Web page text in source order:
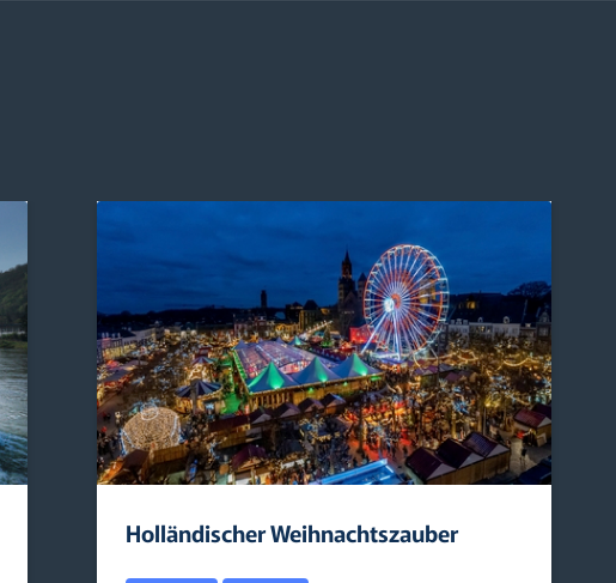
Holländischer Weihnachtszauber